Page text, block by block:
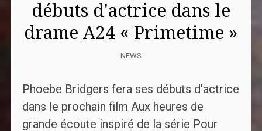
débuts d'actrice dans le
drame A24 « Primetime »
NEWS
Phoebe Bridgers fera ses débuts d'actrice
dans le prochain film Aux heures de
grande écoute inspiré de la série Pour